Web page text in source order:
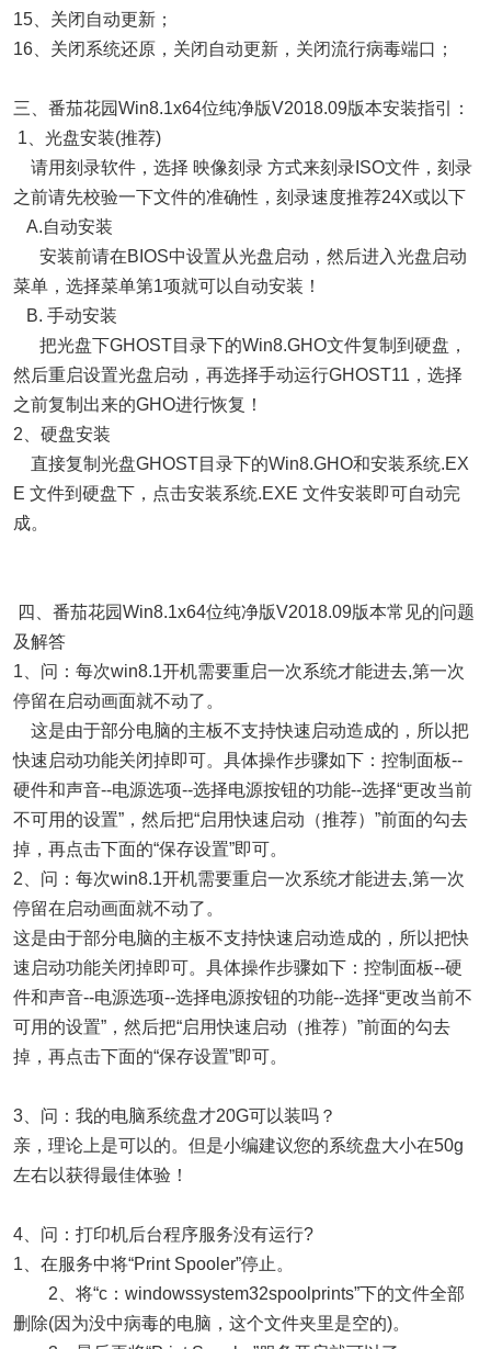
15、关闭自动更新；
16、关闭系统还原，关闭自动更新，关闭流行病毒端口；
三、番茄花园Win8.1x64位纯净版V2018.09版本安装指引：
1、光盘安装(推荐)
请用刻录软件，选择 映像刻录 方式来刻录ISO文件，刻录
之前请先校验一下文件的准确性，刻录速度推荐24X或以下
A.自动安装
安装前请在BIOS中设置从光盘启动，然后进入光盘启动
菜单，选择菜单第1项就可以自动安装！
B. 手动安装
把光盘下GHOST目录下的Win8.GHO文件复制到硬盘，
然后重启设置光盘启动，再选择手动运行GHOST11，选择
之前复制出来的GHO进行恢复！
2、硬盘安装
直接复制光盘GHOST目录下的Win8.GHO和安装系统.EX
E 文件到硬盘下，点击安装系统.EXE 文件安装即可自动完
成。
四、番茄花园Win8.1x64位纯净版V2018.09版本常见的问题
及解答
1、问：每次win8.1开机需要重启一次系统才能进去,第一次
停留在启动画面就不动了。
这是由于部分电脑的主板不支持快速启动造成的，所以把
快速启动功能关闭掉即可。具体操作步骤如下：控制面板--
硬件和声音--电源选项--选择电源按钮的功能--选择“更改当前
不可用的设置”，然后把“启用快速启动（推荐）”前面的勾去
掉，再点击下面的“保存设置”即可。
2、问：每次win8.1开机需要重启一次系统才能进去,第一次
停留在启动画面就不动了。
这是由于部分电脑的主板不支持快速启动造成的，所以把快
速启动功能关闭掉即可。具体操作步骤如下：控制面板--硬
件和声音--电源选项--选择电源按钮的功能--选择“更改当前不
可用的设置”，然后把“启用快速启动（推荐）”前面的勾去
掉，再点击下面的“保存设置”即可。
3、问：我的电脑系统盘才20G可以装吗？
亲，理论上是可以的。但是小编建议您的系统盘大小在50g
左右以获得最佳体验！
4、问：打印机后台程序服务没有运行?
1、在服务中将“Print Spooler”停止。
2、将“c：windowssystem32spoolprints”下的文件全部
删除(因为没中病毒的电脑，这个文件夹里是空的)。